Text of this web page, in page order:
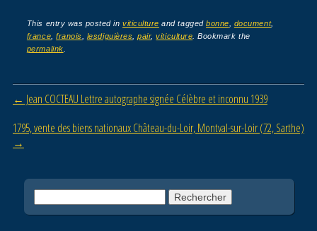
c
e
o
k
tt
er
ail
ta
g
This entry was posted inviticulture and taggedbonne document,
france ,franois lesdiguières ,pair,viticulture . Bookmark the
permalink
Post navigation
← Jean COCTEAU Lettre autographe signée Célèbre et inconnu 1939
1795, vente des biens nationaux Château-du-Loir, Montval-sur-Loir (72, Sarthe)
→